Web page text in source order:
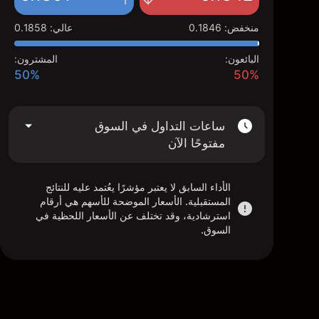
منخفض:
0.1846 عالي:
0.1858
البائعون:
50%
المشترون:
50%
ساعات التداول في السوق
مفتوحًا الآن
الأداء السابق لا يعتبر مؤشرًا يعُتمد عليه للنتائج
المستقبلية. الأسعار الموضحة للأسهم هي أرقام
استرشادية، وقد تختلف عن الأسعار اللحظية في
السوق.